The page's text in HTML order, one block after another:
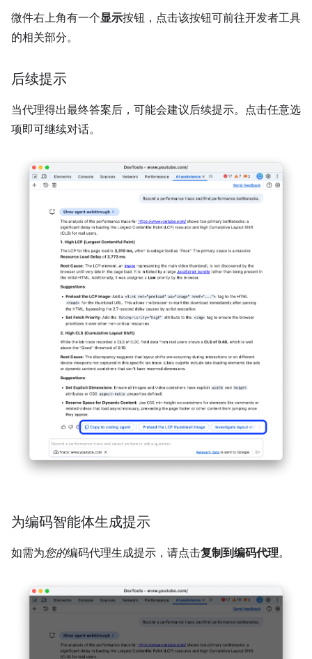
微件右上角有一个显示按钮，点击该按钮可前往开发者工具
的相关部分。
后续提示
当代理得出最终答案后，可能会建议后续提示。点击任意选
项即可继续对话。
为编码智能体生成提示
如需为您的编码代理生成提示，请点击复制到编码代理。